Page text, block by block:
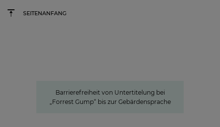
SEITENANFANG
Barrierefreiheit von Untertitelung bei
„Forrest Gump“ bis zur Gebärdensprache